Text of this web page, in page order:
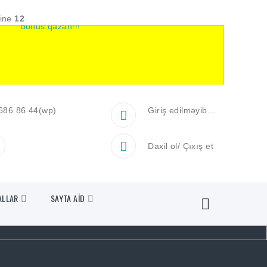
12
86 44(wp) Giriş edilməyib...
Daxil ol/ Çıxış et
SAYTA AİD